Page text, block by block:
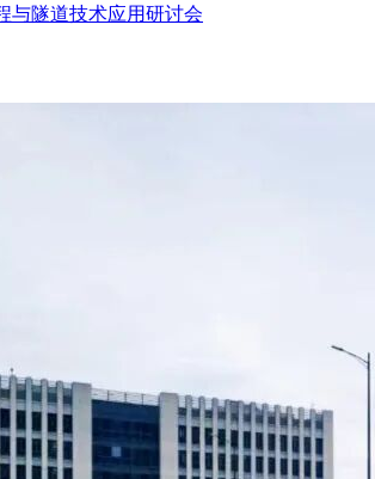
程咨询有限公司(地址：三明市三元区新
提出询问，请按以下方式联系。
与隧道技术应用研讨会